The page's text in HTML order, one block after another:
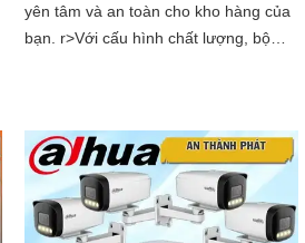
yên tâm và an toàn cho kho hàng của
bạn. r>Với cấu hình chất lượng, bộ